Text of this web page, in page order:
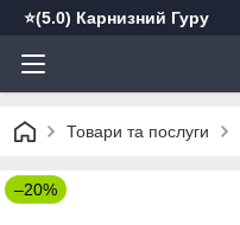
⭐️(5.0) Карнизний Гуру
Товари та послуги
–20%